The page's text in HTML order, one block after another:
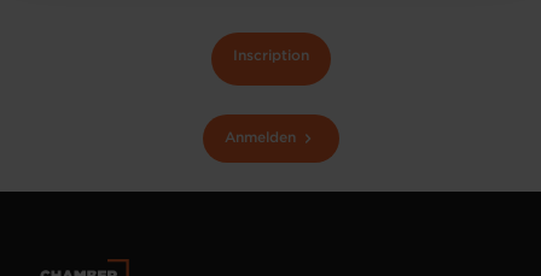
Inscription
Anmelden